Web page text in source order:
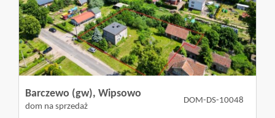
Agencja
w
Barczewo (gw), Wipsowo
dom na sprzedaż
DOM-DS-10048